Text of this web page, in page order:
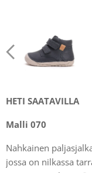
HETI SAATAVILLA
Malli 070
Nahkainen
jossa on nilkassa